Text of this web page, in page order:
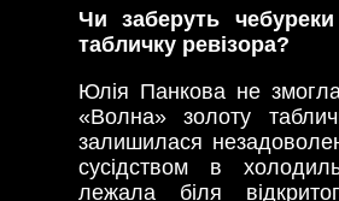
Чи заберуть чебуреки
табличку ревізора?
Юлія Панкова не
«Волна» золоту
залишилася
сусідством в
лежала біля